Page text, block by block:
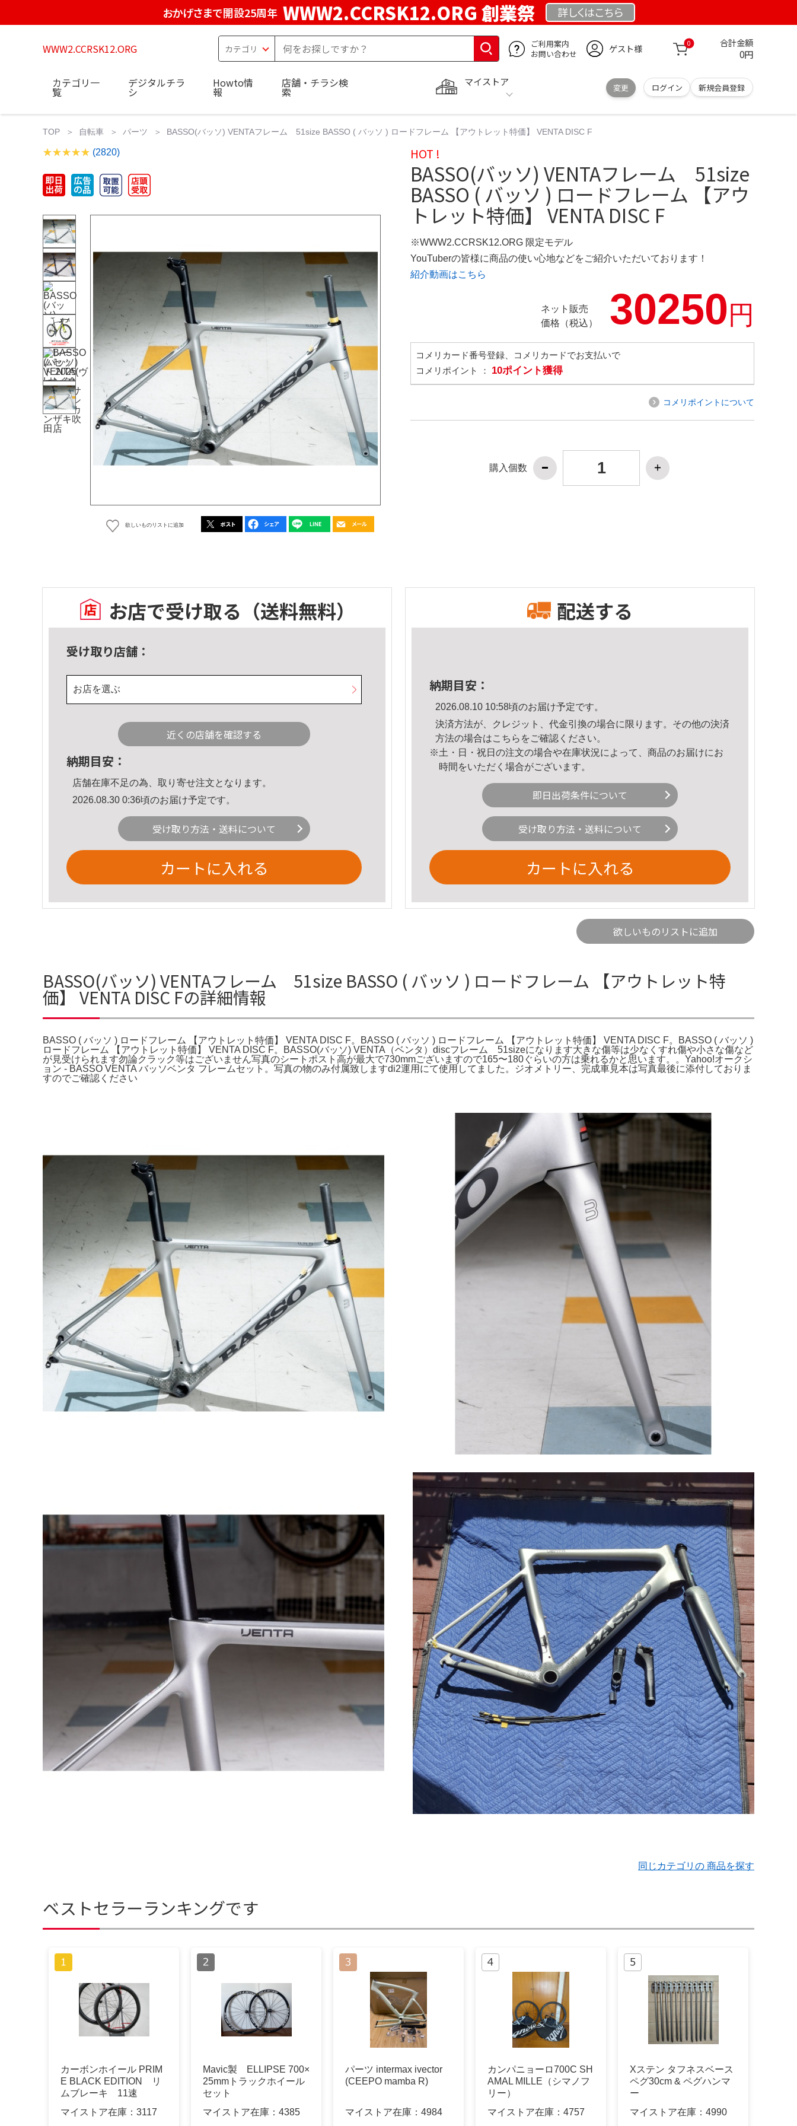
おかげさまで開設25周年 WWW2.CCRSK12.ORG 創業祭 詳しくはこちら
WWW2.CCRSK12.ORG
ご利用案内
お問い合わせ
ゲスト様 0 合計金額
0円
マイストア
変更 ログイン 新規会員登録
カテゴリ一
覧
デジタルチラ
シ
Howto情
報
店舗・チラシ検
索
TOP 自転車 パーツ BASSO(バッソ) VENTAフレーム 51size BASSO ( バッソ ) ロードフレーム 【アウトレット特価】 VENTA DISC F
(2820)
欲しいものリストに追加
HOT !
BASSO(バッソ) VENTAフレーム 51size
BASSO ( バッソ ) ロードフレーム 【アウ
トレット特価】 VENTA DISC F
※WWW2.CCRSK12.ORG 限定モデル
YouTuberの皆様に商品の使い心地などをご紹介いただいております！
紹介動画はこちら
ネット販売
価格（税込）
30250円
コメリカード番号登録、コメリカードでお支払いで
コメリポイント ： 10ポイント獲得
コメリポイントについて
購入個数
お店で受け取る （送料無料）
受け取り店舗：
お店を選ぶ
近くの店舗を確認する
納期目安：
店舗在庫不足の為、取り寄せ注文となります。
2026.08.30 0:36頃のお届け予定です。
受け取り方法・送料について
カートに入れる
配送する
納期目安：
2026.08.10 10:58頃のお届け予定です。
決済方法が、クレジット、代金引換の場合に限ります。その他の決済
方法の場合はこちら をご確認ください。
※土・日・祝日の注文の場合や在庫状況によって、商品のお届けにお
時間をいただく場合がございます。
即日出荷条件について
受け取り方法・送料について
カートに入れる
欲しいものリストに追加
BASSO(バッソ) VENTAフレーム 51size BASSO ( バッソ ) ロードフレーム 【アウトレット特
価】 VENTA DISC Fの詳細情報
BASSO ( バッソ ) ロードフレーム 【アウトレット特価】 VENTA DISC F。BASSO ( バッソ ) ロードフレーム 【アウトレット特価】 VENTA DISC F。BASSO ( バッソ )
ロードフレーム 【アウトレット特価】 VENTA DISC F。BASSO(バッソ) VENTA（ベンタ）discフレーム 51sizeになります大きな傷等は少なくすれ傷や小さな傷など
が見受けられます勿論クラック等はございません写真のシートポスト高が最大で730mmございますので165〜180ぐらいの方は乗れるかと思います。。Yahoo!オークシ
ョン - BASSO VENTA バッソベンタ フレームセット。写真の物のみ付属致しますdi2運用にて使用してました。ジオメトリー、完成車見本は写真最後に添付しておりま
すのでご確認ください
同じカテゴリの 商品を探す
ベストセラーランキングです
カーボンホイール PRIM
E BLACK EDITION リ
ムブレーキ 11速
マイストア在庫： 3117
Mavic製 ELLIPSE 700×
25mmトラックホイール
セット
マイストア在庫： 4385
パーツ intermax ivector
(CEEPO mamba R)
マイストア在庫： 4984
カンパニョーロ700C SH
AMAL MILLE（シマノフ
リー）
マイストア在庫： 4757
Xステン タフネスベース
ペグ30cm & ペグハンマ
ー
マイストア在庫： 4990